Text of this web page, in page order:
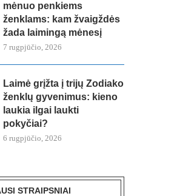
mėnuo penkiems
ženklams: kam žvaigždės
žada laimingą mėnesį
7 rugpjūčio, 2026
Laimė grįžta į trijų Zodiako
ženklų gyvenimus: kieno
laukia ilgai laukti
pokyčiai?
6 rugpjūčio, 2026
STRAIPSNIAI